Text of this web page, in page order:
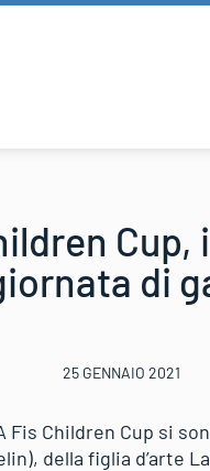
di
25 GENNAIO 2021
Fis Children Cup si
della figlia d’arte